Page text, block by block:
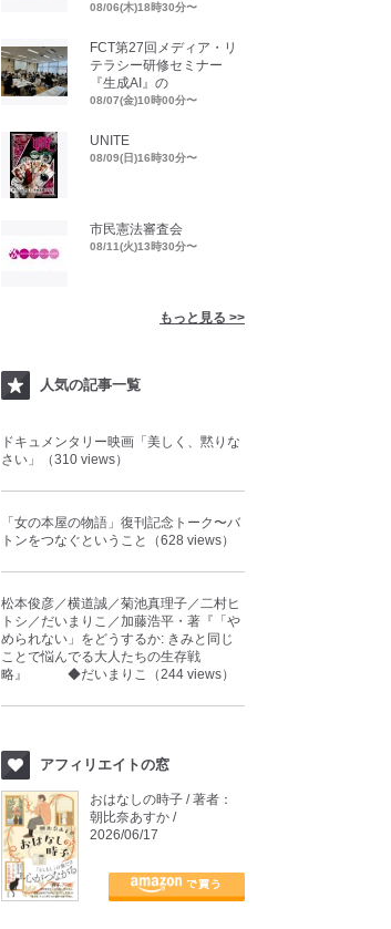
08/06(木)18時30分〜
FCT第27回メディア・リ
テラシー研修セミナー
『生成AI』の
08/07(金)10時00分〜
UNITE
08/09(日)16時30分〜
市民憲法審査会
08/11(火)13時30分〜
もっと見る >>
人気の記事一覧
ドキュメンタリー映画「美しく、黙りな
さい」（310 views）
「女の本屋の物語」復刊記念トーク〜バ
トンをつなぐということ（628 views）
松本俊彦／横道誠／菊池真理子／二村ヒ
トシ／だいまりこ／加藤浩平・著『「や
められない」をどうするか: きみと同じ
ことで悩んでる大人たちの生存戦
略』 ◆だいまりこ（244 views）
アフィリエイトの窓
おはなしの時子 / 著者：
朝比奈あすか /
2026/06/17